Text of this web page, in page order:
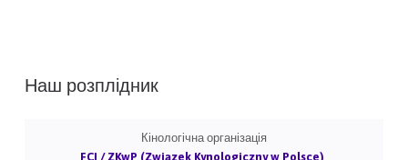
Наш розплідник
Кінологічна організація
FCI / ZKwP (Związek Kynologiczny w Polsce)